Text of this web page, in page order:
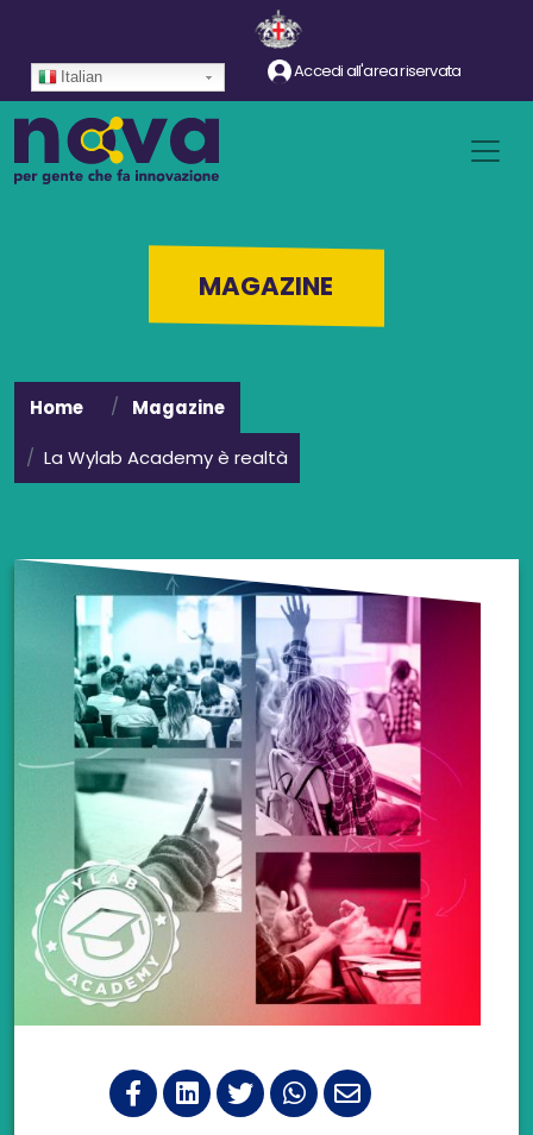
Salta al contenuto principale
Italian Accedi all'area riservata
MAGAZINE
Home
Magazine
La Wylab Academy è realtà
C
C
C
C
C